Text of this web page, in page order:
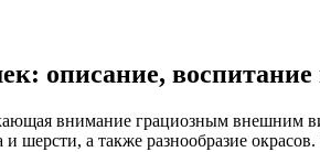
описание, воспитание
внимание грациозным внешним
и шерсти, а также разнообразие